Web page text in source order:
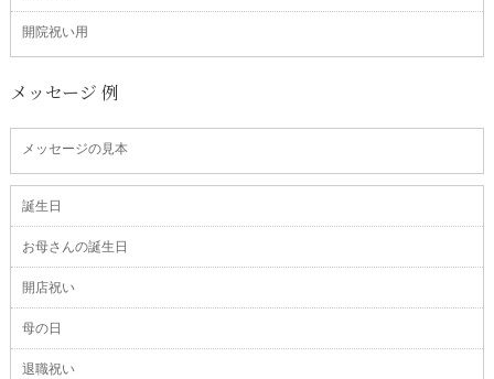
開院祝い用
メッセージ 例
メッセージの見本
誕生日
お母さんの誕生日
開店祝い
母の日
退職祝い